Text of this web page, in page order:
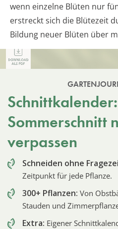
wenn einzelne Blüten nur
erstreckt sich die Blütezeit
Bildung neuer Blüten über
Schnittkalender:
Sommerschnitt
verpassen
Schneiden ohne
Zeitpunkt für jede Pflanze.
300+ Pflanzen: Von
Stauden und
Extra: Eigener